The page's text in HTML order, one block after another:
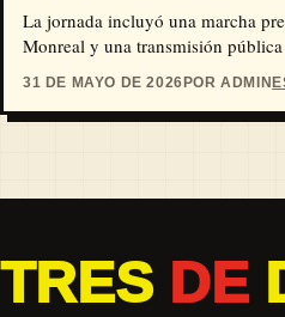
La jornada incluyó una marcha
Monreal y una transmisión
31 DE MAYO DE 2026 POR ADMIN
TRES DE